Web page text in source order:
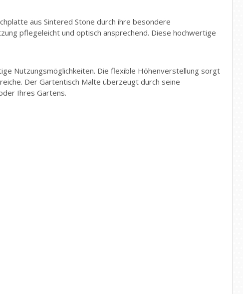
aus Sintered Stone durch ihre besondere
pflegeleicht und optisch ansprechend. Diese hochwertige
Nutzungsmöglichkeiten. Die flexible Höhenverstellung sorgt
Der Gartentisch Malte überzeugt durch seine
Ihres Gartens.